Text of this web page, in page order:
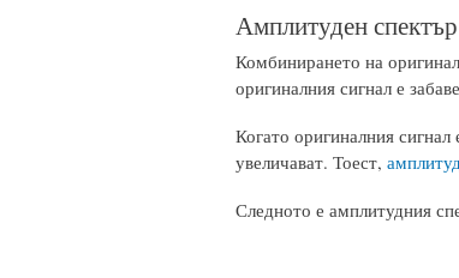
Амплитуден
Комбинирането на
оригиналния сигнал е
Когато оригиналния
увеличават. Тоест,
Следното е амплитудния